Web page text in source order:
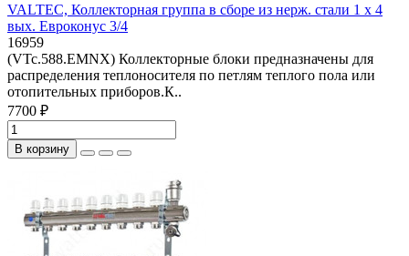
VALTEC, Коллекторная группа в сборе из нерж. стали 1 х 4
вых. Евроконус 3/4
16959
(VTc.588.EMNX) Коллекторные блоки предназначены для
распределения теплоносителя по петлям теплого пола или
отопительных приборов.К..
7700 ₽
В корзину